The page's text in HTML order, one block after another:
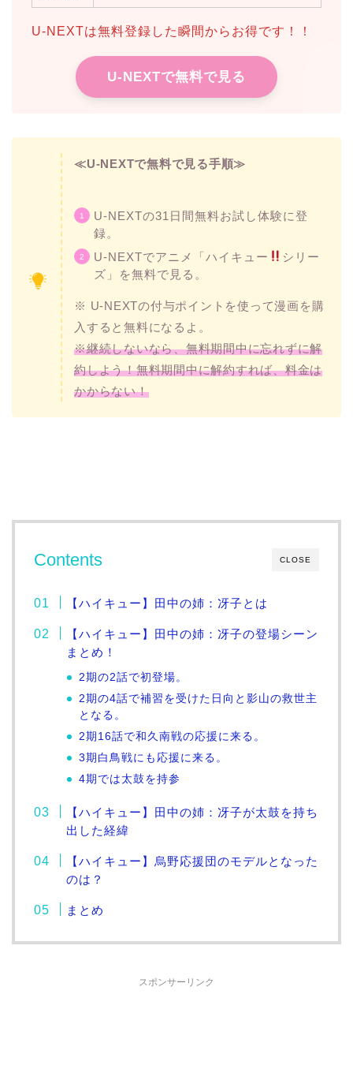
U-NEXTは無料登録した瞬間からお得です！！
U-NEXTで無料で見る
≪U-NEXTで無料で見る手順≫
U-NEXTの31日間無料お試し体験に登
録。
U-NEXTでアニメ「ハイキュー
シリー
ズ」を無料で見る。
※ U-NEXTの付与ポイントを使って漫画を購
入すると無料になるよ。
※継続しないなら、無料期間中に忘れずに解
約しよう！無料期間中に解約すれば、料金は
かからない！
CLOSE
Contents
【ハイキュー】田中の姉：冴子とは
【ハイキュー】田中の姉：冴子の登場シーン
まとめ！
2期の2話で初登場。
2期の4話で補習を受けた日向と影山の救世主
となる。
2期16話で和久南戦の応援に来る。
3期白鳥戦にも応援に来る。
4期では太鼓を持参
【ハイキュー】田中の姉：冴子が太鼓を持ち
出した経緯
【ハイキュー】烏野応援団のモデルとなった
のは？
まとめ
スポンサーリンク